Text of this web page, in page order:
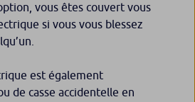
vous êtes couvert vous
si vous vous blessez
est également
de casse accidentelle en